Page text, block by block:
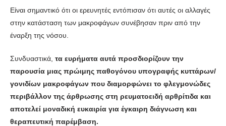
Είναι σημαντικό ότι οι ερευνητές εντόπισαν ότι αυτές οι αλλαγές
στην κατάσταση των μακροφάγων συνέβησαν πριν από την
έναρξη της νόσου.
Συνδυαστικά, τα ευρήματα αυτά προσδιορίζουν την
παρουσία μιας πρώιμης παθογόνου υπογραφής κυττάρων/
γονιδίων μακροφάγων που διαμορφώνει το φλεγμονώδες
περιβάλλον της άρθρωσης στη ρευματοειδή αρθρίτιδα και
αποτελεί μοναδική ευκαιρία για έγκαιρη διάγνωση και
θεραπευτική παρέμβαση.